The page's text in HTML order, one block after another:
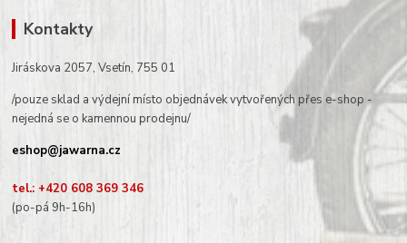
Kontakty
Jiráskova 2057, Vsetín, 755 01
/pouze sklad a výdejní místo objednávek vytvořených přes e-shop -
nejedná se o kamennou prodejnu/
eshop@jawarna.cz
tel.: +420 608 369 346
(po-pá 9h-16h)